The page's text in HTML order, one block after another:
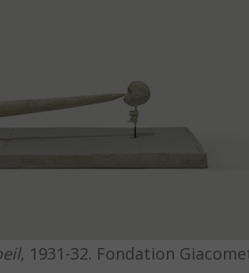
, 1931-32. Fondation